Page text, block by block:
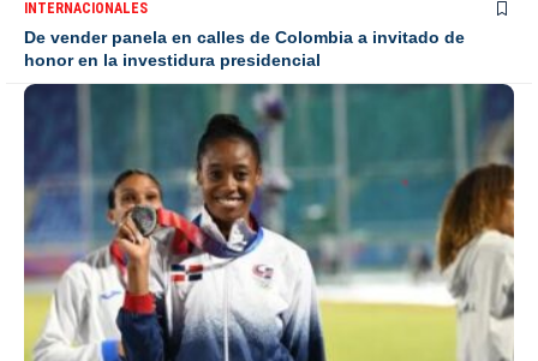
INTERNACIONALES
De vender panela en calles de Colombia a invitado de
honor en la investidura presidencial